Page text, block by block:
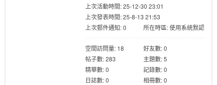
上次活動時間: 25-12-30 23:01
上次發表時間: 25-8-13 21:53
上次郵件通知: 0
所在時區: 使用系統默認
空間訪問量: 18
好友數: 0
帖子數: 283
主題數: 5
精華數: 0
記錄數: 0
日誌數: 0
相冊數: 0